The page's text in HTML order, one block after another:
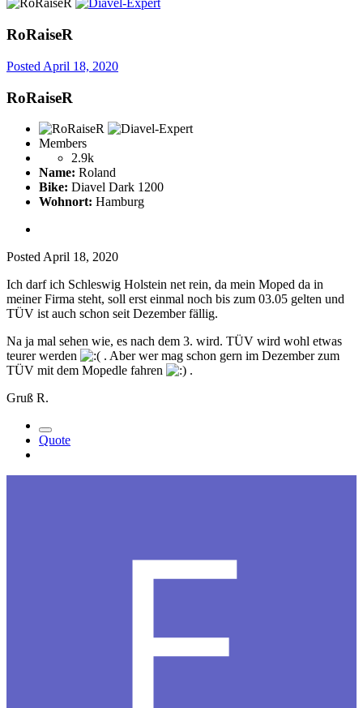
RoRaiseR
Posted April 18, 2020
RoRaiseR
Members
2.9k
Name: Roland
Bike: Diavel Dark 1200
Wohnort: Hamburg
Posted April 18, 2020
Ich darf ich Schleswig Holstein net rein, da mein Moped da in
meiner Firma steht, soll erst einmal noch bis zum 03.05 gelten und
TÜV ist auch schon seit Dezember fällig.
Na ja mal sehen wie, es nach dem 3. wird. TÜV wird wohl etwas
teurer werden
. Aber wer mag schon gern im Dezember zum
TÜV mit dem Mopedle fahren
.
Gruß R.
Quote